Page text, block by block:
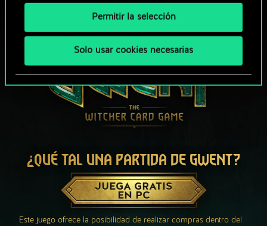
Permitir la selección
Solo usar cookies necesarias
¿QUÉ TAL UNA PARTIDA DE GWENT?
JUEGA GRATIS
EN PC
Este juego ofrece la posibilidad de realizar compras dentro del